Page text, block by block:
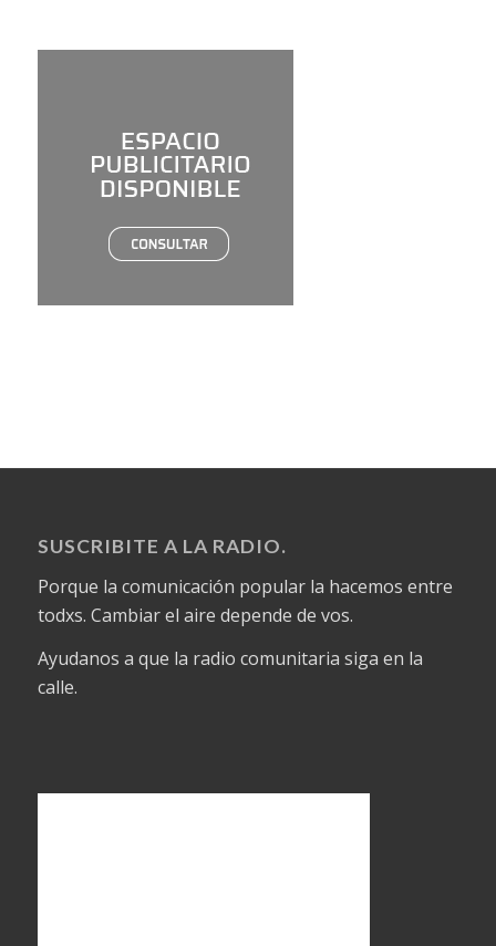
SUSCRIBITE A LA RADIO.
Porque la comunicación popular la hacemos entre
todxs. Cambiar el aire depende de vos.
Ayudanos a que la radio comunitaria siga en la
calle.